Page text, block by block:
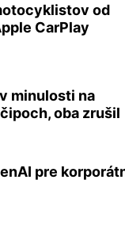
od
CarPlay
minulosti na
oba zrušil
pre